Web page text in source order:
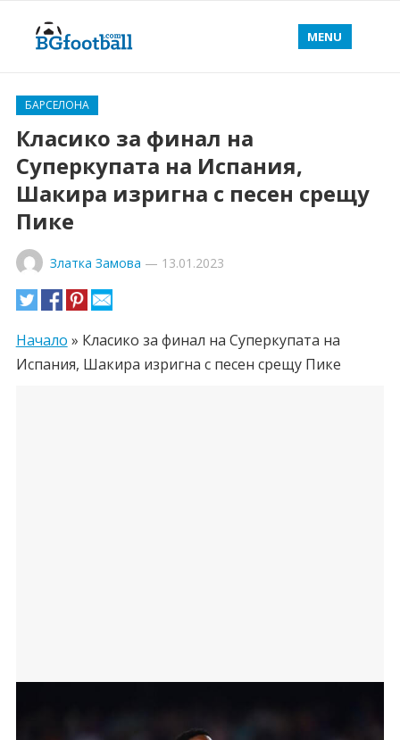
MENU
БАРСЕЛОНА
Класико за финал на
Суперкупата на Испания,
Шакира изригна с песен срещу
Пике
Златка Замова — 13.01.2023
Начало » Класико за финал на Суперкупата на
Испания, Шакира изригна с песен срещу Пике